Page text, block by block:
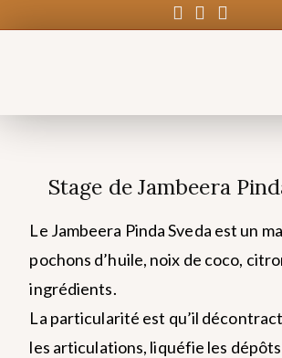
Stage de Jambeera
Le Jambeera Pinda Sveda est un
pochons d’huile, noix de coco,
ingrédients.
La particularité est qu’il
les articulations, liquéfie les